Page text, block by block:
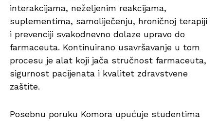
interakcijama, neželjenim reakcijama,
suplementima, samoliječenju, hroničnoj terapiji
i prevenciji svakodnevno dolaze upravo do
farmaceuta. Kontinuirano usavršavanje u tom
procesu je alat koji jača stručnost farmaceuta,
sigurnost pacijenata i kvalitet zdravstvene
zaštite.
Posebnu poruku Komora upućuje studentima